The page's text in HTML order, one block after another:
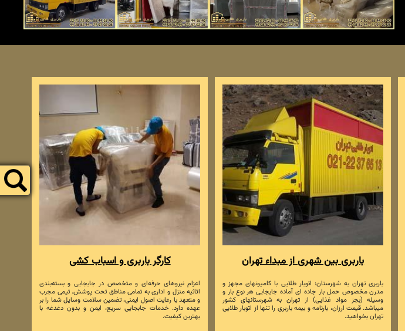
باربری بین شهری از مبداء تهران
باربری تهران به شهرستان: اتوبار طلایی با کامیونهای مجهز و
مدرن مخصوص حمل بار جاده ای آماده جابجایی هر نوع بار و
وسیله (بجز مواد غذایی) از تهران به شهرستانهای کشور
میباشد. قیمت ارزان، بارنامه و بیمه باربری را تنها از اتوبار طلایی
تهران بخواهید.
کارگر باربری و اسباب کشی
اعزام نیروهای حرفه‌ای و متخصص در جابجایی و بسته‌بندی
اثاثیه منزل و اداری به تمامی مناطق تحت پوشش. تیمی مجرب
و متعهد با رعایت اصول ایمنی، تضمین سلامت وسایل شما را بر
عهده دارد. خدمات جابجایی سریع، ایمن و بدون دغدغه با
بهترین کیفیت.